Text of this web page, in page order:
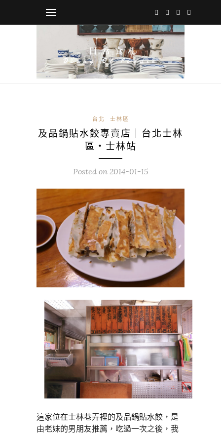
台北 士林區
及品鍋貼水餃專賣店｜台北士林
區・士林站
Posted on 2014-01-15
這家位在士林巷弄裡的及品鍋貼水餃，是
由老妹的男朋友推薦，吃過一次之後，我